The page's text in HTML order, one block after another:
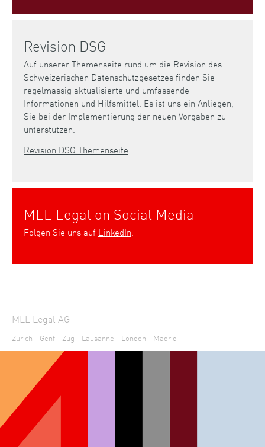
Revision DSG
Auf unserer Themenseite rund um die Revision des
Schweizerischen Datenschutzgesetzes finden Sie
regelmässig aktualisierte und umfassende
Informationen und Hilfsmittel. Es ist uns ein Anliegen,
Sie bei der Implementierung der neuen Vorgaben zu
unterstützen.
Revision DSG Themenseite
MLL Legal on Social Media
Folgen Sie uns auf LinkedIn.
MLL Legal AG
Zürich Genf Zug Lausanne London Madrid